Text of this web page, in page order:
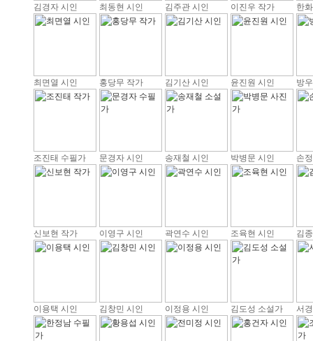
김경자 시인 최동현 시인 김주관 시인 이진우 작가 한
최면열 시인 홍당무 작가 김기산 시인 윤진원 시인 방
조진태 수필가 문경자 시인 송재철 시인 박병문 시인 손
신보현 작가 이영구 시인 곽연수 시인 조육현 시인 김
이용택 시인 김창민 시인 이정용 시인 김도성 소설가 서